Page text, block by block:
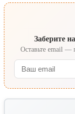
Заберите
Оставьте email —